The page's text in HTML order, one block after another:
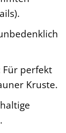
Für perfekt
Kruste.